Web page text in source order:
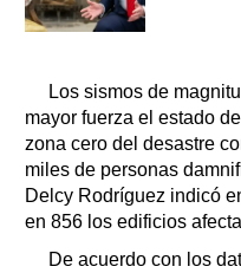
Los sismos de
mayor fuerza el estado
zona cero del desastre
miles de personas
Delcy Rodríguez indicó
en 856 los edificios
De acuerdo con los